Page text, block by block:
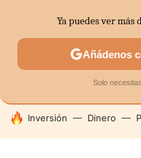
SECTORES ECONOMÍA
HOY SE HABLA DE
Inversión Dinero
Ya puedes ver más
Añádenos
Solo